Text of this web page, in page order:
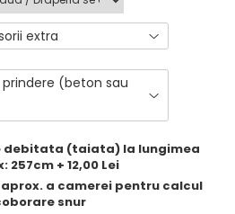
extra
(beton sau
debitata (taiata) la lungimea
257cm + 12,00 Lei
a camerei pentru calcul
snur